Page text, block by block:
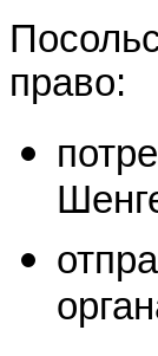
право: